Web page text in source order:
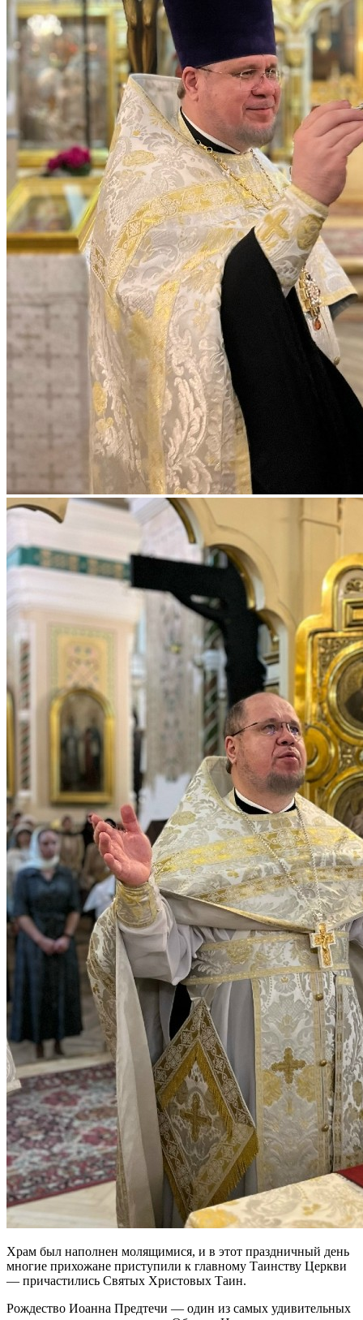
Храм был наполнен молящимися, и в этот праздничный день
многие прихожане приступили к главному Таинству Церкви
— причастились Святых Христовых Таин.
Рождество Иоанна Предтечи — один из самых удивительных